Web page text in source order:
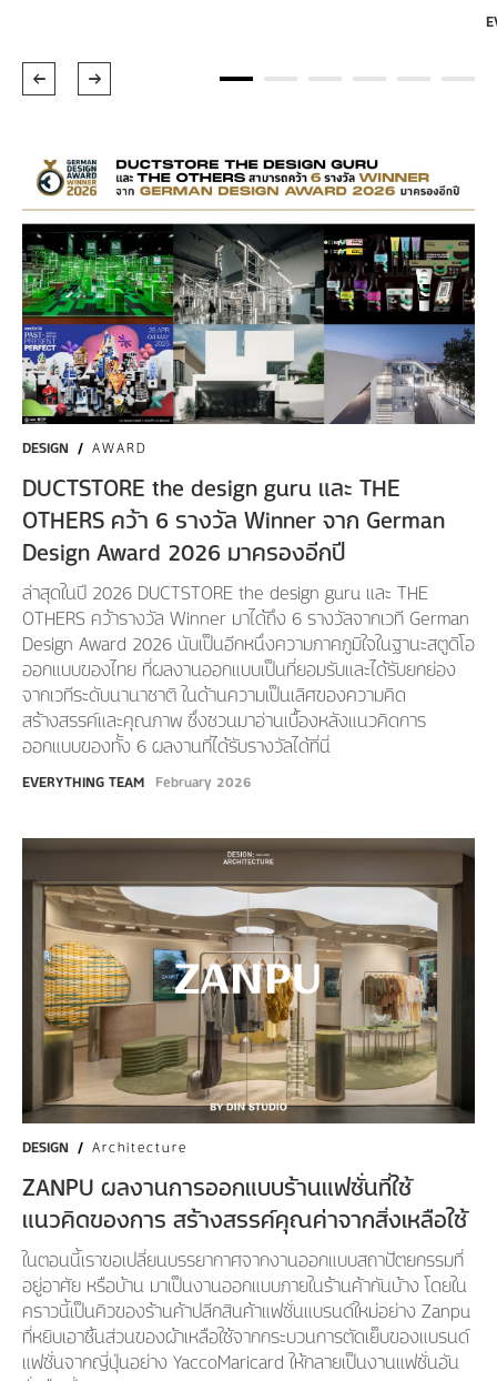
DESIGN / AWARD
DUCTSTORE the design guru และ THE
OTHERS คว้า 6 รางวัล Winner จาก German
Design Award 2026 มาครองอีกปี
ล่าสุดในปี 2026 DUCTSTORE the design guru และ THE
OTHERS คว้ารางวัล Winner มาได้ถึง 6 รางวัลจากเวที German
Design Award 2026 นับเป็นอีกหนึ่งความภาคภูมิใจในฐานะสตูดิโอ
ออกแบบของไทย ที่ผลงานออกแบบเป็นที่ยอมรับและได้รับยกย่อง
จากเวทีระดับนานาชาติ ในด้านความเป็นเลิศของความคิด
สร้างสรรค์และคุณภาพ ซึ่งชวนมาอ่านเบื้องหลังแนวคิดการ
ออกแบบของทั้ง 6 ผลงานที่ได้รับรางวัลได้ที่นี่
EVERYTHING TEAM February 2026
DESIGN / Architecture
ZANPU ผลงานการออกแบบร้านแฟชั่นที่ใช้
แนวคิดของการ สร้างสรรค์คุณค่าจากสิ่งเหลือใช้
ในตอนนี้เราขอเปลี่ยนบรรยากาศจากงานออกแบบสถาปัตยกรรมที่
อยู่อาศัย หรือบ้าน มาเป็นงานออกแบบภายในร้านค้ากันบ้าง โดยใน
คราวนี้เป็นคิวของร้านค้าปลีกสินค้าแฟชั่นแบรนด์ใหม่อย่าง Zanpu
ที่หยิบเอาชิ้นส่วนของผ้าเหลือใช้จากกระบวนการตัดเย็บของแบรนด์
แฟชั่นจากญี่ปุ่นอย่าง YaccoMaricard ให้กลายเป็นงานแฟชั่นอัน